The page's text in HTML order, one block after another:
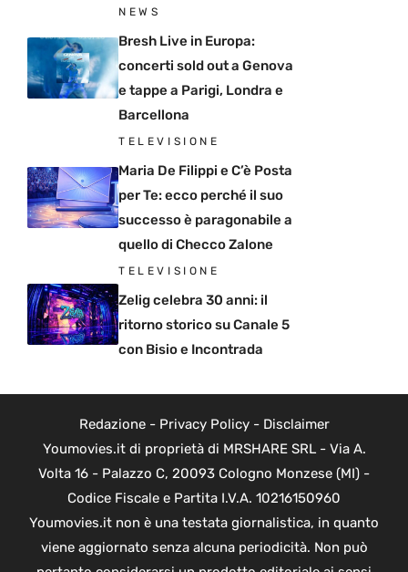
NEWS
Bresh Live in Europa:
concerti sold out a Genova
e tappe a Parigi, Londra e
Barcellona
TELEVISIONE
Maria De Filippi e C’è Posta
per Te: ecco perché il suo
successo è paragonabile a
quello di Checco Zalone
TELEVISIONE
Zelig celebra 30 anni: il
ritorno storico su Canale 5
con Bisio e Incontrada
Redazione- Privacy Policy- Disclaimer
Youmovies.it di proprietà di MRSHARE SRL - Via A.
Volta 16 - Palazzo C, 20093 Cologno Monzese (MI) -
Codice Fiscale e Partita I.V.A. 10216150960
Youmovies.it non è una testata giornalistica, in quanto
viene aggiornato senza alcuna periodicità. Non può